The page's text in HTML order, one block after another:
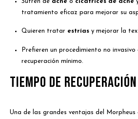
tratamiento eficaz para mejorar su
Quieren tratar estrías y mejorar la
Prefieren un procedimiento no
recuperación mínimo.
Tiempo de recuperación
Una de las grandes ventajas del Morpheus